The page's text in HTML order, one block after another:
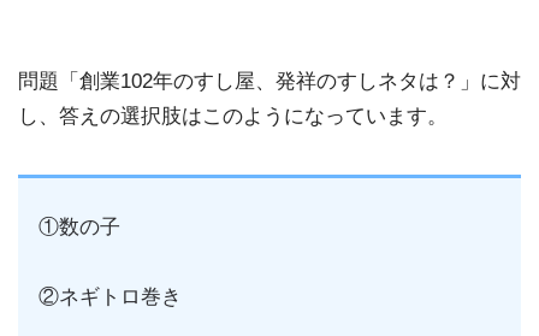
問題「創業102年のすし屋、発祥のすしネタは？」に対
し、答えの選択肢はこのようになっています。
①数の子
②ネギトロ巻き